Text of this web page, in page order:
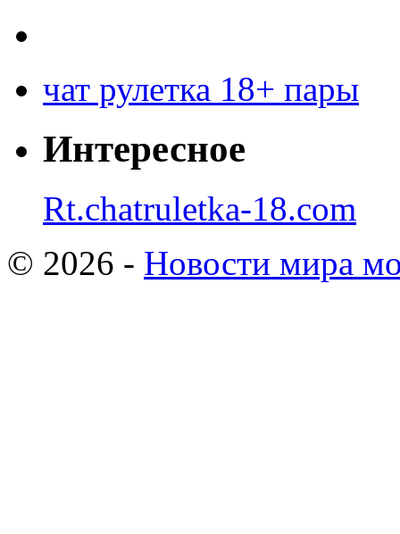
чат рулетка 18+ пары
Интересное
Rt.chatruletka-18.com
© 2026 - Новости мира